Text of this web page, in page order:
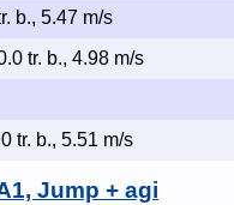
b., 5.47 m/s
tr. b., 4.98 m/s
tr. b., 5.51 m/s
Jump + agi